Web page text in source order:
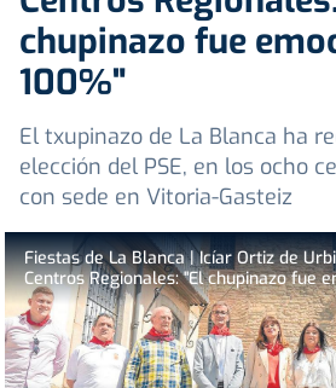
chupinazo fue
100%"
El txupinazo de La Blanca ha
elección del PSE, en los ocho
con sede en Vitoria-Gasteiz
Fiestas de La Blanca | Icíar Ortiz de
Centros Regionales: "El chupinazo fue